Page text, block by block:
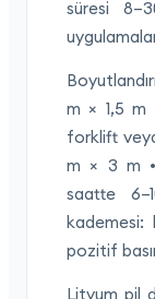
süresi
m × 1,5 m
forklift
m × 3 m
saatte
pozitif
Lityum pil